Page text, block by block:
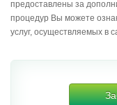
предоставлены за
процедур Вы можете
услуг, осуществляемых в